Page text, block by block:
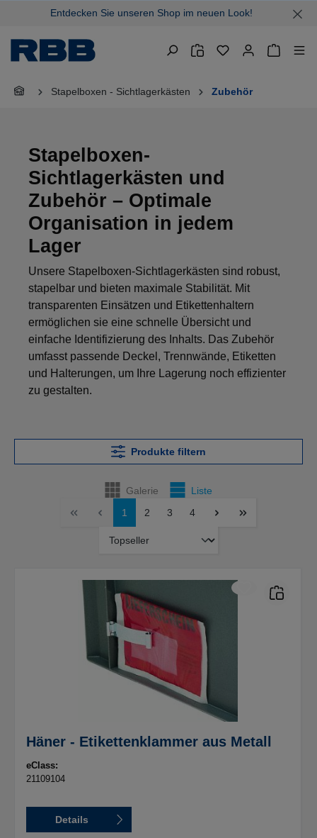
springenEntdecken Sie unseren Shop im neuen Look!
Stapelboxen - Sichtlagerkästen Zubehör
Stapelboxen-
Sichtlagerkästen und
Zubehör – Optimale
Organisation in jedem
Lager
Unsere Stapelboxen-Sichtlagerkästen sind robust,
stapelbar und bieten maximale Stabilität. Mit
transparenten Einsätzen und Etikettenhaltern
ermöglichen sie eine schnelle Übersicht und
einfache Identifizierung des Inhalts. Das Zubehör
umfasst passende Deckel, Trennwände, Etiketten
und Halterungen, um Ihre Lagerung noch effizienter
zu gestalten.
Produkte filtern
Galerie
Liste
1
2 3 4
Häner - Etikettenklammer aus Metall
eClass:
21109104
Details